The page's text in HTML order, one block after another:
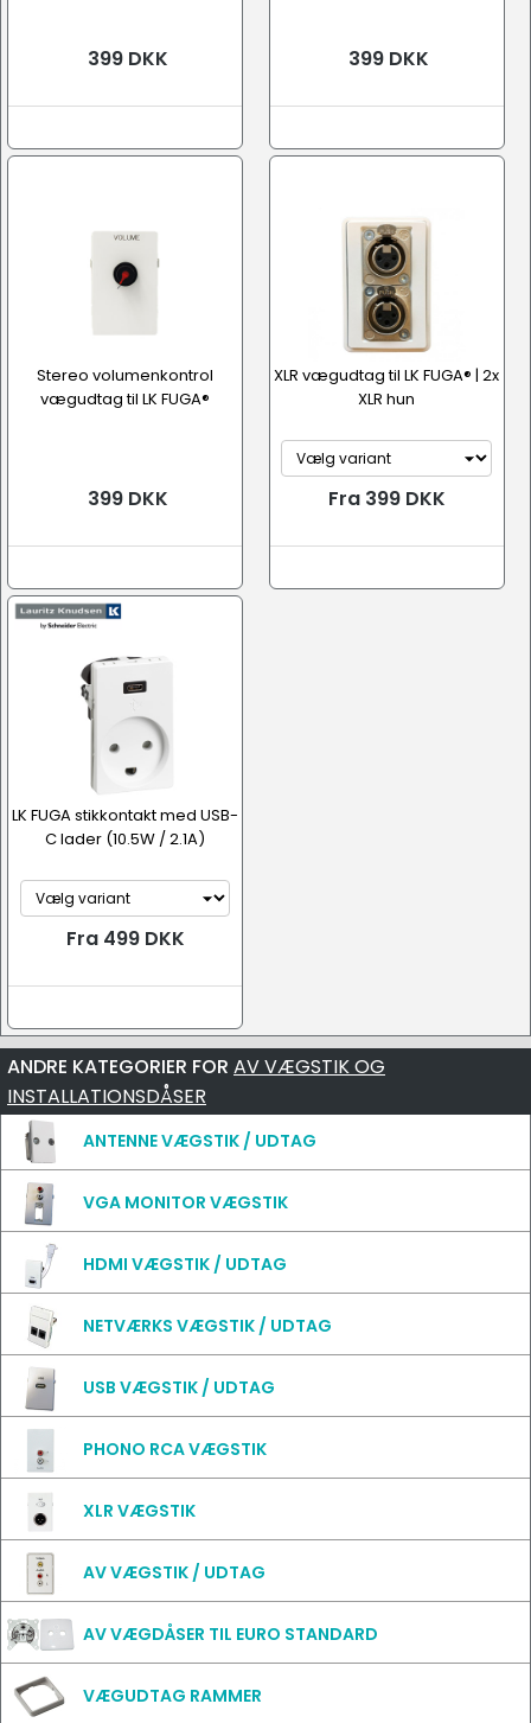
399 DKK 399 DKK
Stereo volumenkontrol
vægudtag til LK FUGA®
399 DKK
XLR vægudtag til LK FUGA® | 2x
XLR hun
Fra 399 DKK
LK FUGA stikkontakt med USB-
C lader (10.5W / 2.1A)
Fra 499 DKK
ANDRE KATEGORIER FOR AV VÆGSTIK OG
INSTALLATIONSDÅSER
ANTENNE VÆGSTIK / UDTAG
VGA MONITOR VÆGSTIK
HDMI VÆGSTIK / UDTAG
NETVÆRKS VÆGSTIK / UDTAG
USB VÆGSTIK / UDTAG
PHONO RCA VÆGSTIK
XLR VÆGSTIK
AV VÆGSTIK / UDTAG
AV VÆGDÅSER TIL EURO STANDARD
VÆGUDTAG RAMMER